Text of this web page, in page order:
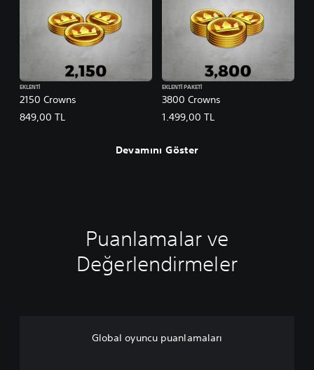
2150 Crowns
EKLENTI
849,00 TL
3800 Crowns
EKLENTI PAKETI
1.499,00 TL
Devamını Göster
Puanlamalar ve
Değerlendirmeler
Global oyuncu puanlamaları